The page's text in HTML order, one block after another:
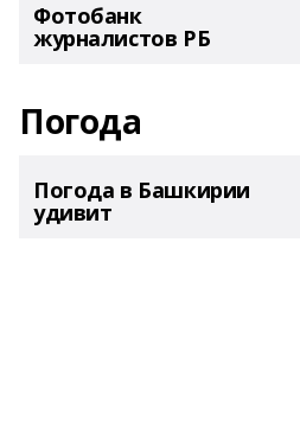
Фотобанк
журналистов РБ
Погода
Погода в Башкирии
удивит